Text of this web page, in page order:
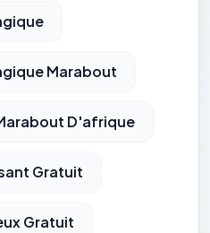
Marabout
D'afrique
Gratuit
Gratuit